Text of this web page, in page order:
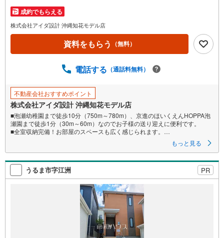
成約でもらえる
株式会社アイダ設計 沖縄知花モデル店
資料をもらう （無料）
電話する （通話料無料）
不動産会社おすすめポイント
株式会社アイダ設計 沖縄知花モデル店
■泡瀬幼稚園まで徒歩10分（750m～780m）、京進のほいくえんHOPPA泡
瀬園まで徒歩1分（30m～60m）なのでお子様の送り迎えに便利です。
■全室収納完備！お部屋のスペースも広く感じられます。
■LDKと洋室畳敷きは続き間設計。ゆとりある空間で暮らすことができま
もっと見る
うるま市字江洲 PR